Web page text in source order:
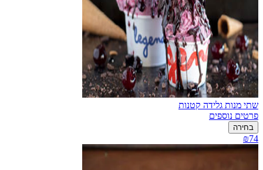
שתי מנות גלידה קטנות
פרטים נוספים
בחירה
₪74